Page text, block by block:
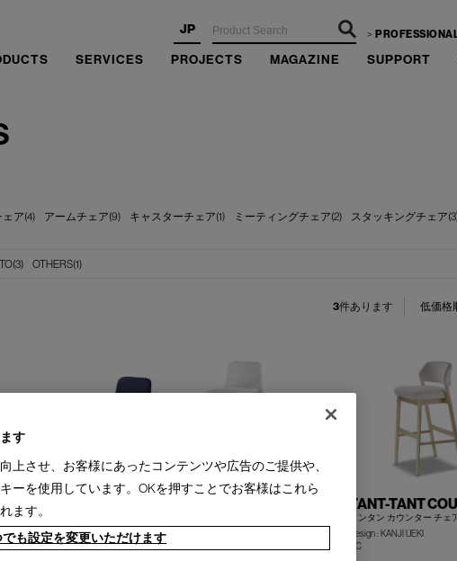
JP
SERVICES PROJECTS MAGAZINE SUPPORT
ア(4) アームチェア(9) キャスターチェア(1) ミーティングチェア(2) スタッキングチェア
OTHERS(1)
低価格
3件あります
Design : RODRIGO TORRES
IXC
TANT-TANT
タンタン カウンター チェ
Design : KANJI UEKI
IXC
す
上させ、お客様にあったコンテンツや広告のご提供や、
ーを使用しています。OKを押すことでお客様はこれら
ます。
も設定を変更いただけます